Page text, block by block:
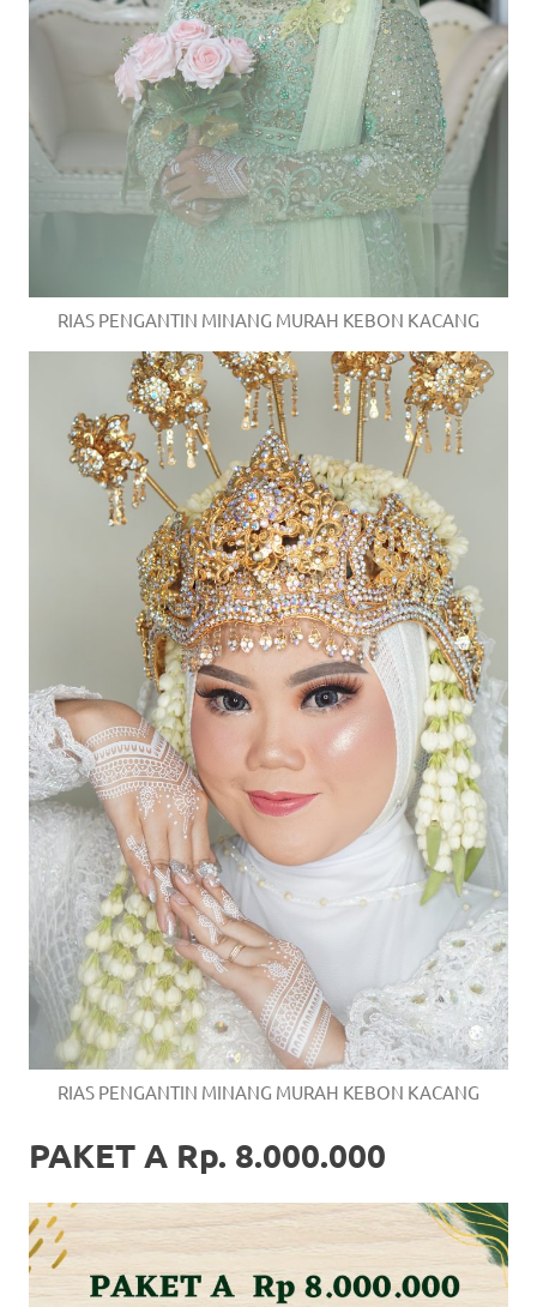
RIAS PENGANTIN MINANG MURAH KEBON KACANG
RIAS PENGANTIN MINANG MURAH KEBON KACANG
PAKET A Rp. 8.000.000